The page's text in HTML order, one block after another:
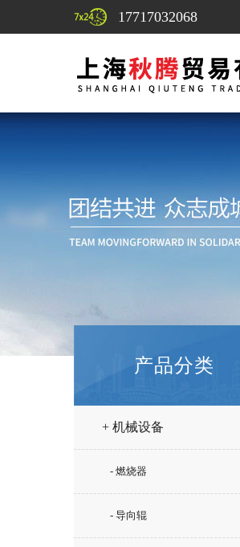
17717032068
产品分类
+ 机械设备
- 燃烧器
- 导向辊